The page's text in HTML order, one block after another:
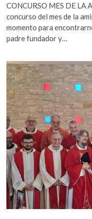
CONCURSO MES DE
concurso del mes de la
momento para
padre fundador y…